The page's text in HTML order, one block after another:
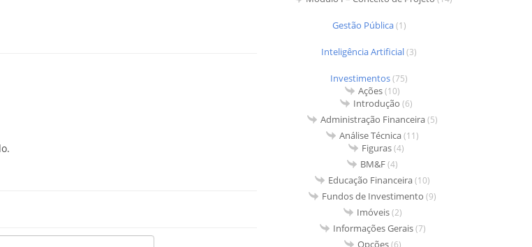
Gestão Pública(1)
Inteligência Artificial(3)
Investimentos(75)
Ações(10)
Introdução (6)
Administração Financeira(5)
Análise Técnica(11)
Figuras(4)
BM&F(4)
Educação Financeira(10)
Fundos de Investimento (9)
Imóveis(2)
Informações Gerais(7)
Opções